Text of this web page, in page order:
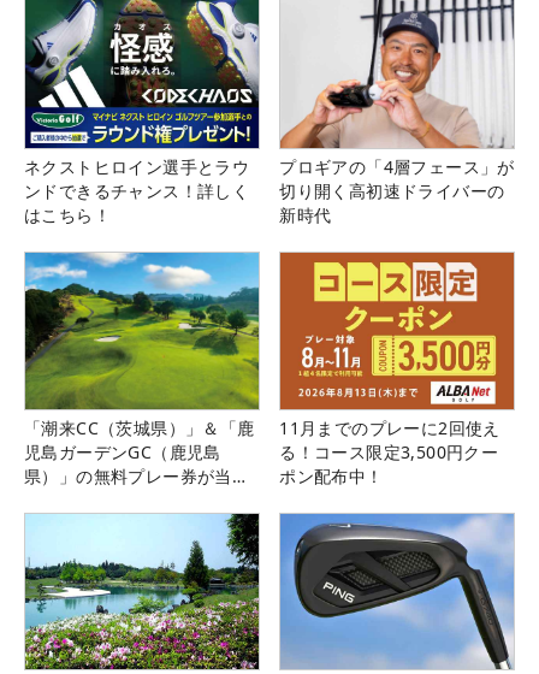
ネクストヒロイン選手とラウ
ンドできるチャンス！詳しく
はこちら！
プロギアの「4層フェース」が
切り開く高初速ドライバーの
新時代
「潮来CC（茨城県）」＆「鹿
児島ガーデンGC（鹿児島
県）」の無料プレー券が当た
11月までのプレーに2回使え
る！コース限定3,500円クー
ポン配布中！